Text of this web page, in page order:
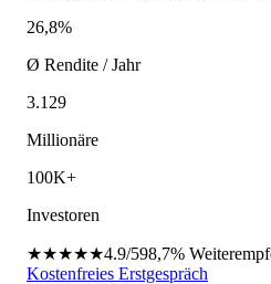
26,8%
Ø Rendite / Jahr
3.129
Millionäre
100K+
Investoren
★★★★★4.9/598,7%
Kostenfreies Erstgespräch